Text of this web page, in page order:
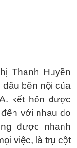
Thanh Huyền
dâu bên nội của
kết hôn được
với nhau do
được nhanh
việc, là trụ cột